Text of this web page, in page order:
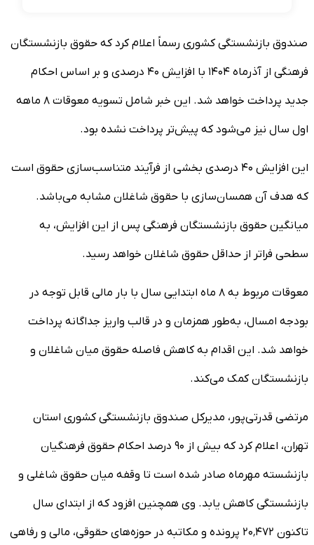
صندوق بازنشستگی کشوری رسماً اعلام کرد که حقوق بازنشستگان
فرهنگی از آذرماه ۱۴۰۴ با افزایش ۴۰ درصدی و بر اساس احکام
جدید پرداخت خواهد شد. این خبر شامل تسویه معوقات ۸ ماهه
اول سال نیز می‌شود که پیش‌تر پرداخت نشده بود.
این افزایش ۴۰ درصدی بخشی از فرآیند متناسب‌سازی حقوق است
که هدف آن همسان‌سازی با حقوق شاغلان مشابه می‌باشد.
میانگین حقوق بازنشستگان فرهنگی پس از این افزایش، به
سطحی فراتر از حداقل حقوق شاغلان خواهد رسید.
معوقات مربوط به ۸ ماه ابتدایی سال با بار مالی قابل توجه در
بودجه امسال، به‌طور همزمان و در قالب واریز جداگانه پرداخت
خواهد شد. این اقدام به کاهش فاصله حقوق میان شاغلان و
بازنشستگان کمک می‌کند.
مرتضی قدرتی‌پور، مدیرکل صندوق بازنشستگی کشوری استان
تهران، اعلام کرد که بیش از ۹۰ درصد احکام حقوق فرهنگیان
بازنشسته مهرماه صادر شده است تا وقفه میان حقوق شاغلی و
بازنشستگی کاهش یابد. وی همچنین افزود که از ابتدای سال
تاکنون ۲۰٬۴۷۲ پرونده و مکاتبه در حوزه‌های حقوقی، مالی و رفاهی